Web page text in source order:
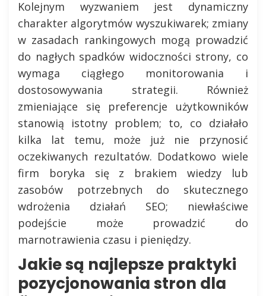
Kolejnym wyzwaniem jest dynamiczny
charakter algorytmów wyszukiwarek; zmiany
w zasadach rankingowych mogą prowadzić
do nagłych spadków widoczności strony, co
wymaga ciągłego monitorowania i
dostosowywania strategii. Również
zmieniające się preferencje użytkowników
stanowią istotny problem; to, co działało
kilka lat temu, może już nie przynosić
oczekiwanych rezultatów. Dodatkowo wiele
firm boryka się z brakiem wiedzy lub
zasobów potrzebnych do skutecznego
wdrożenia działań SEO; niewłaściwe
podejście może prowadzić do
marnotrawienia czasu i pieniędzy.
Jakie są najlepsze praktyki
pozycjonowania stron dla